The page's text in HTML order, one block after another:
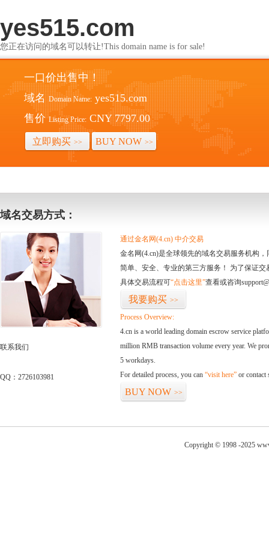
yes515.com
您正在访问的域名可以转让!This domain name is for sale!
一口价出售中！
域名 Domain Name: yes515.com
售价 Listing Price: CNY 7797.00
立即购买 >> BUY NOW >>
域名交易方式：
联系我们
QQ：2726103981
通过金名网(4.cn) 中介交易
金名网(4.cn)是全球领先的域名交易服务机构
简单、安全、专业的第三方服务！ 为了保证
具体交易流程可“点击这里”查看或咨询
我要购买 >>
Process Overview:
4.cn is a world leading domain escrow service
million RMB transaction volume every year. We
5 workdays.
For detailed process, you can “visit here” or contact
BUY NOW >>
Copyright © 1998 -2025